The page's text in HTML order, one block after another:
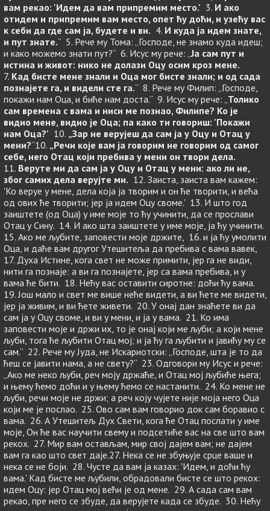
вам рекао: 'Идем да вам припремим место.' 3. И ако
отидем и припремим вам место, опет ћу доћи, и узећу вас
к себи да где сам ја, будете и ви. 4. И куда ја идем знате,
и пут знате.“ 5. Рече му Тома: „Господе, не знамо куда идеш;
и како можемо знати пут?“ 6. Исус му рече: „Ја сам пут и
истина и живот: нико не долази Оцу осим кроз мене.
7. Кад бисте мене знали и Оца мог бисте знали; и од сада
познајете га, и видели сте га.“ 8. Рече му Филип: „Господе,
покажи нам Оца, и биће нам доста.“ 9. Исус му рече: „Толико
сам времена с вама и ниси ме познао, Филипе? Ко је
видио мене, видио је Оца; па како ти говориш: 'Покажи
нам Оца?' 10. „Зар не верујеш да сам ја у Оцу и Отац у
мени?“10. „Речи које вам ја говорим не говорим од самог
себе, него Отац који пребива у мени он твори дела.
11. Веруте ми да сам ја у Оцу и Отац у мени: ако ли не,
због самих дела верујте ми. 12. Заиста, заиста вам кажем:
'Ко веруе у мене, дела која ја творим и он ће творити, и већа
од ових ће творити; јер ја идем Оцу своме.' 13. И што год
заиштете (од Оца) у име моје то ћу учинити, да се прослави
Отац у Сину. 14. И ако шта заиштете у име моје, ја ћу учинити.
15. Ако ме љубите, заповести моје држите, 16. и ја ћу умолити
Оца, и даће вам другог Утешитеља да пребива с вама вавек,
17. Духа Истине, кога свет не може примити, јер га не види,
нити га познаје: а ви га познајете, јер са вама пребива, и у
вама ће бити. 18. Нећу вас оставити сиротне: доћи ћу вама.
19. Још мало и свет ме више неће видети, а ви ћете ме видети,
јер ја живим, и ви ћете живети. 20. У онај дан знаћете ви да
сам ја у Оцу своме, и ви у мени, и ја у вама. 21. Ко има
заповести моје и држи их, то је онај који ме љуби; а који мене
љуби, тога ће љубити Отац мој; и ја ћу га љубити и јавићу му се
сам.“ 22. Рече му Јуда, не Искариотски: „Господе, шта је то да
ћеш се јавити нама, а не свету?“ 23. Одговори му Исус и рече:
„Ако ме неко љуби, реч моју држаће, и Отац мој љубиће њега;
и њему ћемо доћи и у њему ћемо се настанити. 24. Ко мене не
љуби, речи моје не држи; а реч коју чујете није моја него Оца
који ме је послао. 25. Ово сам вам говорио док сам боравио с
вама. 26. А Утешитељ Дух Свети, кога ће Отац послати у име
моје, Он ће вас научити свему и подсетиће вас на све што вам
рекох. 27. Мир вам остављам, мир свој дајем вам; не дајем
вам га као што свет даје.27. Нека се не збуњује срце ваше и
нека се не боји. 28. Чусте да вам ја казах: 'Идем, и доћи ћу
вама.' Кад бисте ме љубили, обрадовали бисте се што рекох:
идем Оцу: јер Отац мој већи је од мене. 29. А сада сам вам
рекао, пре него се збуде, да верујете када се збуде. 30. Нећу